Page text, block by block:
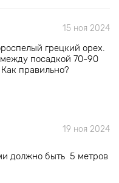
15 ноя 2024
грецкий орех.
посадкой 70-90
правильно?
19 ноя 2024
должно быть 5 метров